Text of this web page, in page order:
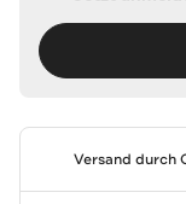
Versand durch